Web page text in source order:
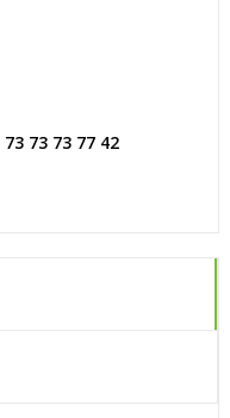
73 73 73 77 42